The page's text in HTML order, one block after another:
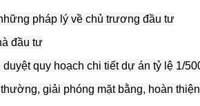
pháp lý về chủ trương đầu tư
đầu tư
quy hoạch chi tiết dự án tỷ lệ 1/
giải phóng mặt bằng, hoàn